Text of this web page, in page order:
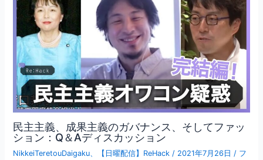
民主主義、成果主義のガバナンス、そしてファッ
ション：Q＆Aディスカッション
NikkeiTeretouDaigaku、 【日曜配信】ReHack / 2021年7月26日 / フ